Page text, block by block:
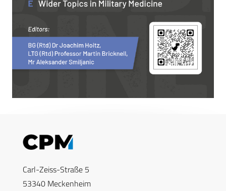
Carl-Zeiss-Straße 5
53340 Meckenheim